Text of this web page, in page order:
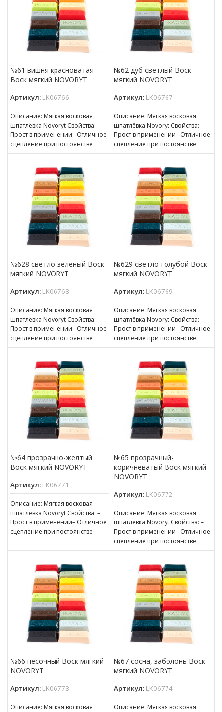
№61 вишня красноватая
Воск мягкий NOVORYT
Артикул: LK06766
Описание: Мягкая восковая
шпатлёвка Novoryt Свойства: –
Прост в применении– Отличное
сцепление при постоянстве
консистенции– Готов к
№62 дуб светлый Воск
мягкий NOVORYT
Артикул: LK06767
Описание: Мягкая восковая
шпатлёвка Novoryt Свойства: –
Прост в применении– Отличное
сцепление при постоянстве
консистенции– Готов к
№628 светло-зеленый Воск
мягкий NOVORYT
Артикул: LK06768
Описание: Мягкая восковая
шпатлёвка Novoryt Свойства: –
Прост в применении– Отличное
сцепление при постоянстве
консистенции– Готов к
№629 светло-голубой Воск
мягкий NOVORYT
Артикул: LK06769
Описание: Мягкая восковая
шпатлёвка Novoryt Свойства: –
Прост в применении– Отличное
сцепление при постоянстве
консистенции– Готов к
№64 прозрачно-желтый
Воск мягкий NOVORYT
Артикул: LK06771
Описание: Мягкая восковая
шпатлёвка Novoryt Свойства: –
Прост в применении– Отличное
сцепление при постоянстве
нанесению– Пригоден для
№65 прозрачный-
коричневатый Воск мягкий
NOVORYT
Артикул: LK06772
Описание: Мягкая восковая
шпатлёвка Novoryt Свойства: –
Прост в применении– Отличное
сцепление при постоянстве
консистенции– Готов к
№66 песочный Воск мягкий
NOVORYT
Артикул: LK06773
Описание: Мягкая восковая
№67 сосна, заболонь Воск
мягкий NOVORYT
Артикул: LK06774
Описание: Мягкая восковая